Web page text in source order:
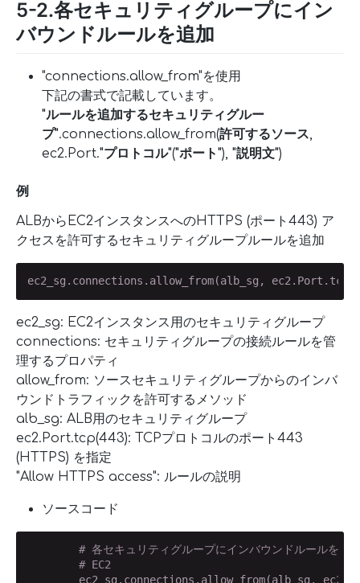
5-2.各セキュリティグループにイン
バウンドルールを追加
"connections.allow_from"を使用
下記の書式で記載しています。
"ルールを追加するセキュリティグルー
プ".connections.allow_from(許可するソース,
ec2.Port."プロトコル"("ポート"), "説明文")
例
ALBからEC2インスタンスへのHTTPS (ポート443) ア
クセスを許可するセキュリティグループルールを追加
ec2_sg.connections.allow_from(alb_sg, ec2.Port.tcp(
ec2_sg: EC2インスタンス用のセキュリティグループ
connections: セキュリティグループの接続ルールを管
理するプロパティ
allow_from: ソースセキュリティグループからのインバ
ウンドトラフィックを許可するメソッド
alb_sg: ALB用のセキュリティグループ
ec2.Port.tcp(443): TCPプロトコルのポート443
(HTTPS) を指定
"Allow HTTPS access": ルールの説明
ソースコード
# 各セキュリティグループにインバウンドルールを追
# EC2
ec2_sg.connections.allow_from(alb_sg,